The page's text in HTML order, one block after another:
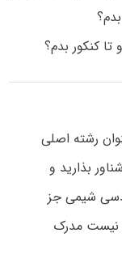
تا کنکور بدم؟
رشته اصلی
بذارید و
شیمی جز
نیست مدرک